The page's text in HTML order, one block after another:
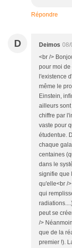
Répondre
D Deimos 08/
<br />
pour moi de
l'existence
même le
Einstein,
ailleurs
chiffre par
vaste pour
étudentue.
chaque
centaines
dans le
signifie que
qu'elle<br /
qui
peut se
/>
que de la
premier !).